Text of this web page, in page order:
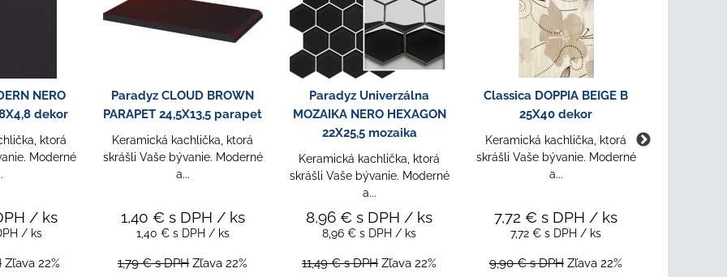
BEIGE
lištela
ktorá
Moderné
/ ks
/ ks
Zľava 22%
Paradyz SCANDIANO
BROWN ROVNÁ S NOSOM
30X33 schodovka
Keramická kachlička, ktorá
skrášli Vaše bývanie. Moderné
17,65 €s DPH / ks
17,65 €s DPH / ks
22,63 €s DPH Zľava 22%
Classica PROTEO BEIGE
MAT. 7,2X40 sokel
Keramická kachlička, ktorá
skrášli Vaše bývanie. Moderné
a...
2,33 € s DPH/ ks
2,33 € s DPH / ks
2,98 €s DPH Zľava 22%
Classica WOOD BASIC
BIANCO 6,5X60 sokel
Keramická kachlička, ktorá
skrášli Vaše bývanie. Moderné
a...
4,41 € s DPH / ks
4,41 €s DPH / ks
5,66 €s DPH Zľava 22%